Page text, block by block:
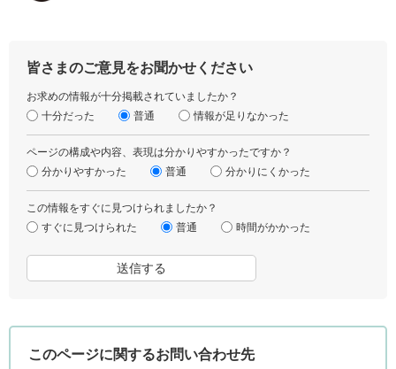
皆さまのご意見をお聞かせください
お求めの情報が十分掲載されていましたか？
十分だった
普通 情報が足りなかった
ページの構成や内容、表現は分かりやすかったですか？
分かりやすかった
普通 分かりにくかった
この情報をすぐに見つけられましたか？
すぐに見つけられた
普通 時間がかかった
このページに関するお問い合わせ先